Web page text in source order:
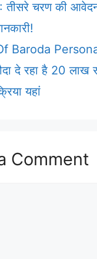
तीसरे चरण की
Baroda
दे रहा है 20 लाख
यहां
Comment